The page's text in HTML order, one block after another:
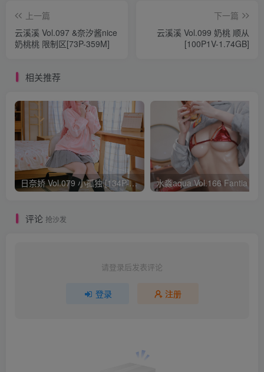
上一篇
云溪溪 Vol.097 &奈汐酱nice
奶桃桃 限制区[73P-359M]
下一篇
云溪溪 Vol.099 奶桃 顺从
[100P1V-1.74GB]
相关推荐
日奈娇 Vol.079 小孤独 [134P-1.84GB]
评论 抢沙发
请登录后发表评论
登录 注册